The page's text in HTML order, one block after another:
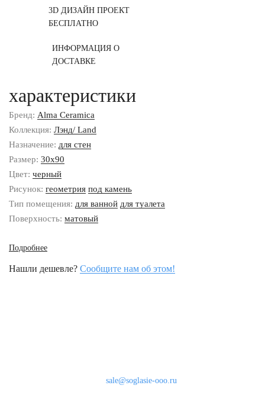
3D ДИЗАЙН ПРОЕКТ
БЕСПЛАТНО
ИНФОРМАЦИЯ О
ДОСТАВКЕ
характеристики
Бренд: Alma Ceramica
Коллекция: Лэнд/ Land
Назначение: для стен
Размер: 30x90
Цвет: черный
Рисунок: геометрия под камень
Тип помещения: для ванной для туалета
Поверхность: матовый
Подробнее
Нашли дешевле? Сообщите нам об этом!
sale@soglasie-ooo.ru